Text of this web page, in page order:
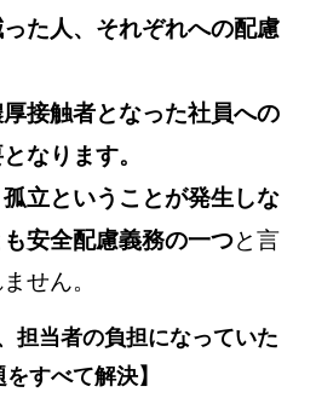
た人、それぞれへの配慮
接触者となった社員への
なります。
立ということが発生しな
安全配慮義務の一つと言
せん。
担当者の負担になっていた
すべて解決】